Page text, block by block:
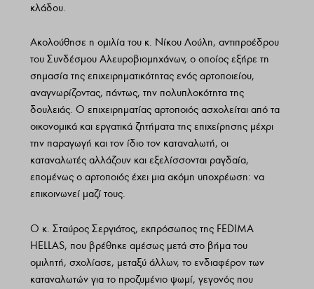
κλάδου.
Ακολούθησε η ομιλία του κ. Νίκου Λούλη, αντιπροέδρου
του Συνδέσμου Αλευροβιομηχάνων, ο οποίος εξήρε τη
σημασία της επιχειρηματικότητας ενός αρτοποιείου,
αναγνωρίζοντας, πάντως, την πολυπλοκότητα της
δουλειάς. Ο επιχειρηματίας αρτοποιός ασχολείται από τα
οικονομικά και εργατικά ζητήματα της επιχείρησης μέχρι
την παραγωγή και τον ίδιο τον καταναλωτή, οι
καταναλωτές αλλάζουν και εξελίσσονται ραγδαία,
επομένως ο αρτοποιός έχει μια ακόμη υποχρέωση: να
επικοινωνεί μαζί τους.
Ο κ. Σταύρος Σεργιάτος, εκπρόσωπος της FEDIMA
HELLAS, που βρέθηκε αμέσως μετά στο βήμα του
ομιλητή, σχολίασε, μεταξύ άλλων, το ενδιαφέρον των
καταναλωτών για το προζυμένιο ψωμί, γεγονός που